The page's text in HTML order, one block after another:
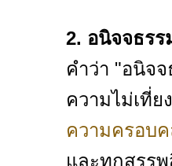
2. อนิจจธรร
คำว่า "อนิจ
ความไม่เที่ย
ความครอบ
และทุกสรร